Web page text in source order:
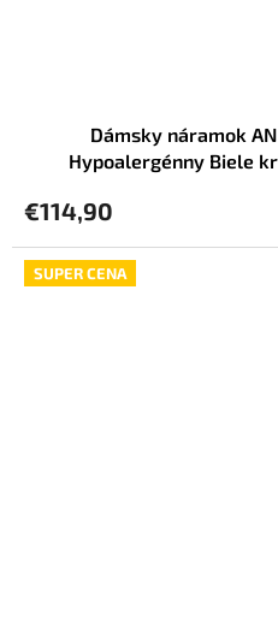
Dámsky náramok AN
Hypoalergénny Biele
€114,90
SUPER CENA